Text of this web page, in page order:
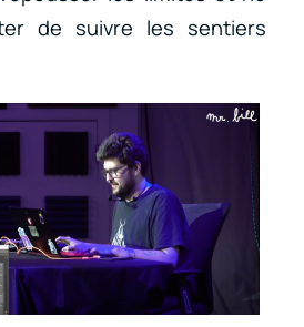
de suivre les sentiers